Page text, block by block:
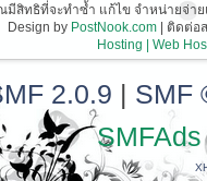
มีสิทธิที่จะทำซ้ำ แก้ไข จำหน่ายจ่า
Design by PostNook.com| ติดต่อส
Hosting | Web
2.0.9 | SMF
SMFAds